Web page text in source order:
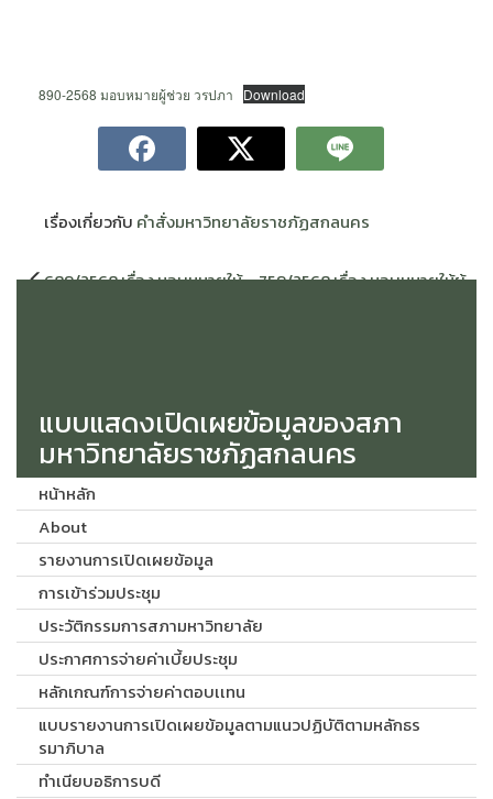
890-2568 มอบหมายผู้ช่วย วรปภา Download
เรื่องเกี่ยวกับ คำสั่งมหาวิทยาลัยราชภัฏสกลนคร
แนะแนว
689/2568 เรื่อง มอบหมายให้
759/2568 เรื่อง มอบหมายให้ผู้
แบบแสดงเปิดเผยข้อมูลของสภา
มหาวิทยาลัยราชภัฏสกลนคร
หน้าหลัก
About
รายงานการเปิดเผยข้อมูล
การเข้าร่วมประชุม
ประวัติกรรมการสภามหาวิทยาลัย
ประกาศการจ่ายค่าเบี้ยประชุม
หลักเกณฑ์การจ่ายค่าตอบเเทน
แบบรายงานการเปิดเผยข้อมูลตามแนวปฏิบัติตามหลักธร
รมาภิบาล
ทำเนียบอธิการบดี